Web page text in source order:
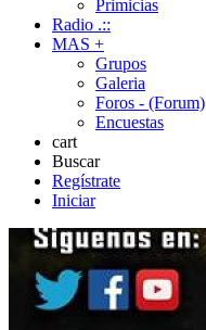
Primicias
Radio .::
MAS +
Grupos
Galeria
Foros - (Forum)
Encuestas
cart
Buscar
Regístrate
Iniciar